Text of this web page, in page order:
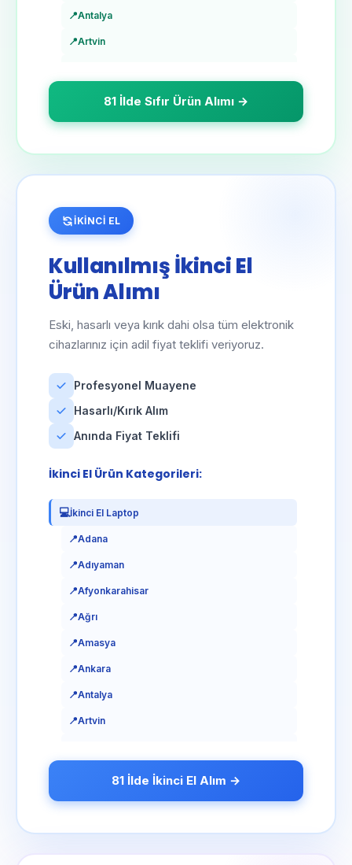
📍Antalya
📍Artvin
📍Bilecik
📍Burdur
📍Çanakkale
📍Çankırı
📍Çorum
📍Diyarbakır
📍 Edirne
📍Elazığ
📍Eskişehir
📍 Gaziantep
📍 Giresun
📍 Gümüşhane
📍 Hakkari
📍 Hatay
📍 Isparta
📍 Mersin
📍 İstanbul
81 İlde Sıfır Ürün Alımı →
İKİNCİ EL
Kullanılmış İkinci El
Ürün Alımı
Eski, hasarlı veya kırık dahi olsa tüm elektronik
cihazlarınız için adil fiyat teklifi veriyoruz.
Profesyonel Muayene
Hasarlı/Kırık Alım
Anında Fiyat Teklifi
İkinci El Ürün Kategorileri:
💻İkinci El Laptop
📍Adana
📍Adıyaman
📍Afyonkarahisar
📍Ağrı
📍Amasya
📍Ankara
📍Antalya
📍Artvin
📍Bilecik
81 İlde İkinci El Alım →